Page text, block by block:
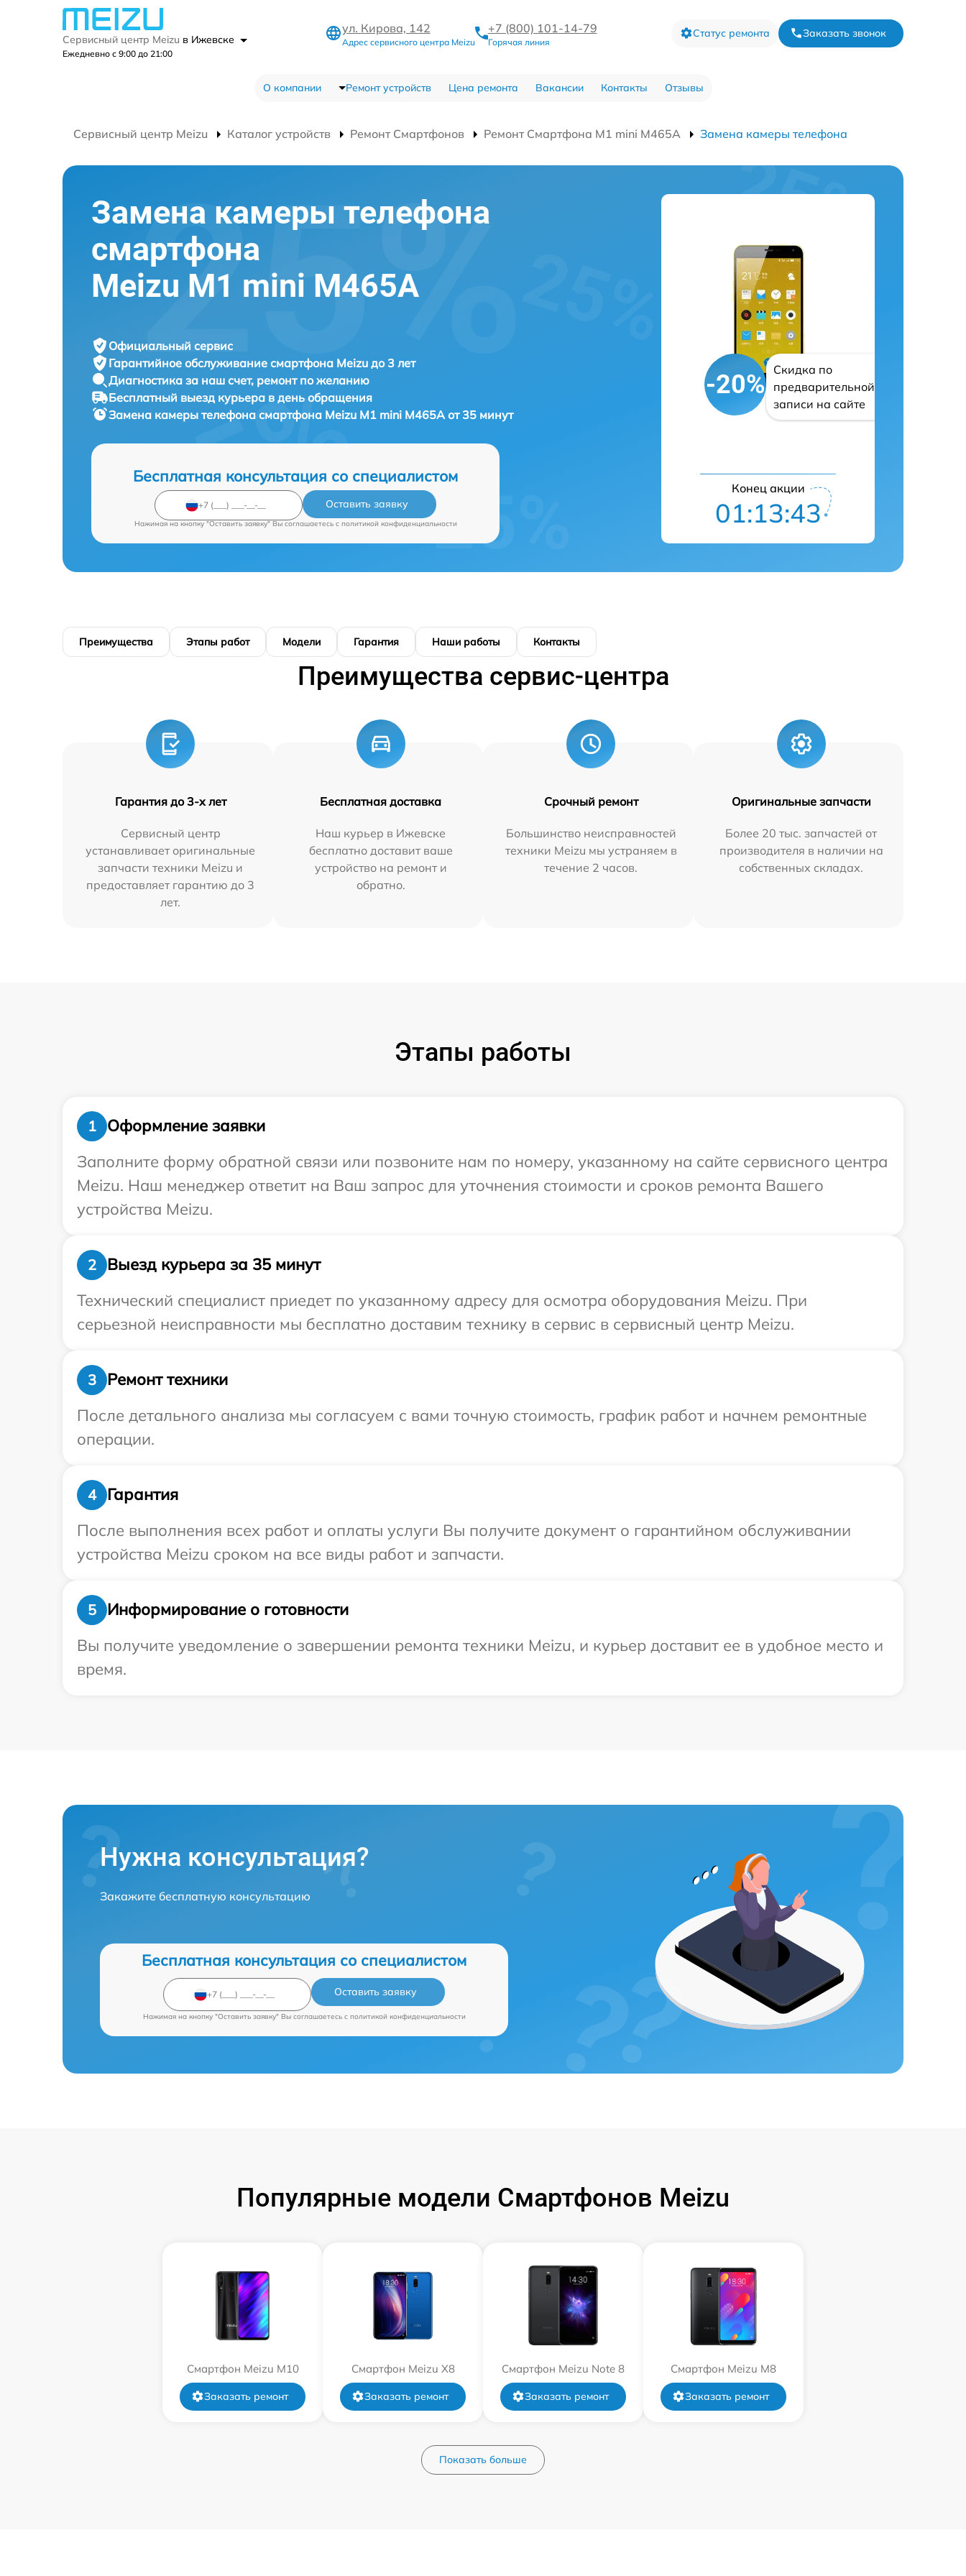
Сервисный центр Meizu в Ижевске
Ежедневно с 9:00 до 21:00
ул. Кирова, 142
Адрес сервисного центра Meizu
+7 (800) 101-14-79
Горячая линия
Статус ремонта Заказать звонок
О компании Ремонт устройств Цена ремонта Вакансии Контакты Отзывы
Сервисный центр Meizu Каталог устройств Ремонт Смартфонов Ремонт Смартфона M1 mini M465A Замена камеры телефона
Замена камеры телефона
смартфона
Meizu M1 mini M465A
Официальный сервис
Гарантийное обслуживание смартфона Meizu до 3 лет
Диагностика за наш счет, ремонт по желанию
Бесплатный выезд курьера в день обращения
Замена камеры телефона смартфона Meizu M1 mini M465A от 35 минут
Бесплатная консультация со специалистом
Оставить заявку
Нажимая на кнопку "Оставить заявку" Вы соглашаетесь c политикой конфиденциальности
-20%
Скидка по
предварительной
записи на сайте
Конец акции
01:13:42
Преимущества Этапы работ Модели Гарантия Наши работы Контакты
Преимущества сервис-центра
Гарантия до 3-х лет
Сервисный центр
устанавливает оригинальные
запчасти техники Meizu и
предоставляет гарантию до 3
лет.
Бесплатная доставка
Наш курьер в Ижевске
бесплатно доставит ваше
устройство на ремонт и
обратно.
Срочный ремонт
Большинство неисправностей
техники Meizu мы устраняем в
течение 2 часов.
Оригинальные запчасти
Более 20 тыс. запчастей от
производителя в наличии на
собственных складах.
Этапы работы
1
Оформление заявки
Заполните форму обратной связи или позвоните нам по номеру, указанному на сайте сервисного центра
Meizu. Наш менеджер ответит на Ваш запрос для уточнения стоимости и сроков ремонта Вашего
устройства Meizu.
2
Выезд курьера за 35 минут
Технический специалист приедет по указанному адресу для осмотра оборудования Meizu. При
серьезной неисправности мы бесплатно доставим технику в сервис в сервисный центр Meizu.
3
Ремонт техники
После детального анализа мы согласуем с вами точную стоимость, график работ и начнем ремонтные
операции.
4
Гарантия
После выполнения всех работ и оплаты услуги Вы получите документ о гарантийном обслуживании
устройства Meizu сроком на все виды работ и запчасти.
5
Информирование о готовности
Вы получите уведомление о завершении ремонта техники Meizu, и курьер доставит ее в удобное место и
время.
Нужна консультация?
Закажите бесплатную консультацию
Бесплатная консультация со специалистом
Оставить заявку
Нажимая на кнопку "Оставить заявку" Вы соглашаетесь c политикой конфиденциальности
Популярные модели Смартфонов Meizu
Смартфон Meizu M10
Заказать ремонт
Смартфон Meizu X8
Заказать ремонт
Смартфон Meizu Note 8
Заказать ремонт
Смартфон Meizu M8
Заказать ремонт
Показать больше